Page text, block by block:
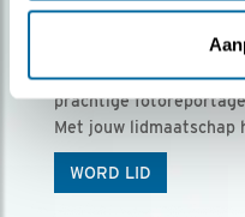
Ontvang 5 x
Vogels is het tijdschrift
prachtige
Met jouw lidmaatschap
WORD LID